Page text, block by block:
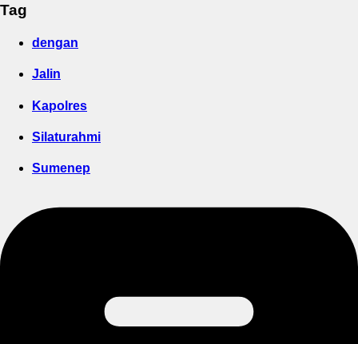
Tag
dengan
Jalin
Kapolres
Silaturahmi
Sumenep